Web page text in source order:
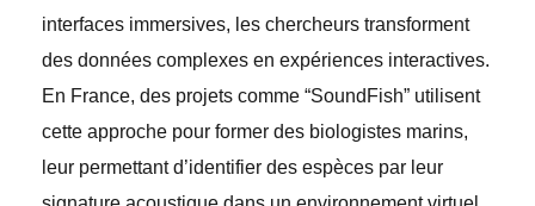
interfaces immersives, les chercheurs transforment
des données complexes en expériences interactives.
En France, des projets comme “SoundFish” utilisent
cette approche pour former des biologistes marins,
leur permettant d’identifier des espèces par leur